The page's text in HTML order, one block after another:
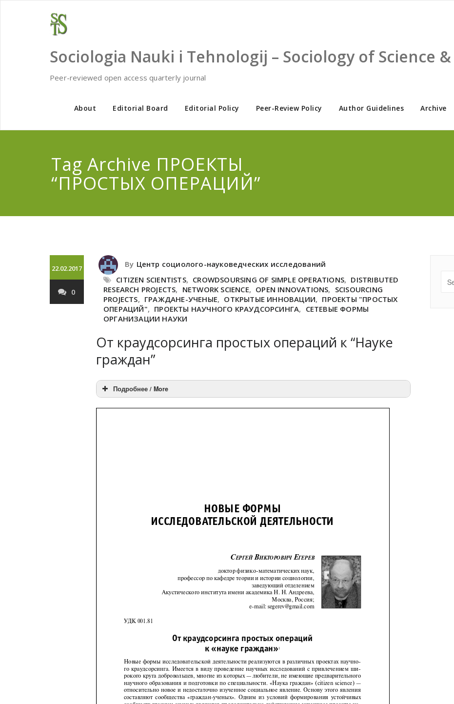
Sociologia Nauki i Tehnologij – Sociology of Science
Peer-reviewed open access quarterly journal
About Editorial Board Editorial Policy Peer-Review Policy Author Guidelines Archive
Tag Archive ПРОЕКТЫ
“ПРОСТЫХ ОПЕРАЦИЙ”
22.02.2017
0
By Центр социолого-науковедческих исследований
CITIZEN SCIENTISTS, CROWDSOURSING OF SIMPLE OPERATIONS, DISTRIBUTED
RESEARCH PROJECTS, NETWORK SCIENCE, OPEN INNOVATIONS, SCISOURCING
PROJECTS, ГРАЖДАНЕ-УЧЕНЫЕ, ОТКРЫТЫЕ ИННОВАЦИИ, ПРОЕКТЫ "ПРОСТЫХ
ОПЕРАЦИЙ", ПРОЕКТЫ НАУЧНОГО КРАУДСОРСИНГА, СЕТЕВЫЕ ФОРМЫ
ОРГАНИЗАЦИИ НАУКИ
От краудсорсинга простых операций к “Науке
граждан”
Подробнее / More